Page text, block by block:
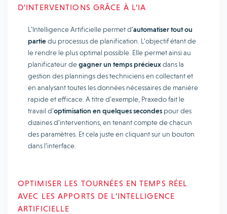
D’INTERVENTIONS GRÂCE À L’IA
L’Intelligence Artificielle permet d’automatiser tout ou
partiedu processus de planification. L’objectif étant de
le rendre le plus optimal possible. Elle permet ainsi au
planificateur degagner un temps précieuxdans la
gestion des plannings des techniciens en collectant et
en analysant toutes les données nécessaires de manière
rapide et efficace. A titre d’exemple, Praxedo fait le
travail d’optimisation en quelques secondes pour des
dizaines d’interventions, en tenant compte de chacun
des paramètres. Et cela juste en cliquant sur un bouton
dans l’interface.
OPTIMISER LES TOURNÉES EN TEMPS RÉEL
AVEC LES APPORTS DE L’INTELLIGENCE
ARTIFICIELLE